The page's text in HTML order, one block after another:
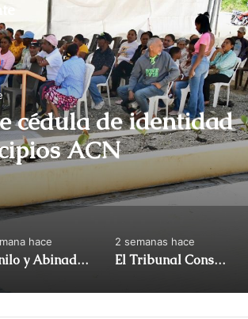
cédula de identidad
en algunos municipios ACN
hace
Danilo y Abinadar: atrapados en su propia reforma (Me gusta) | ACN
2 semanas hace
El Tribunal Constitucional anuló el decreto sobre la venta de alcohol